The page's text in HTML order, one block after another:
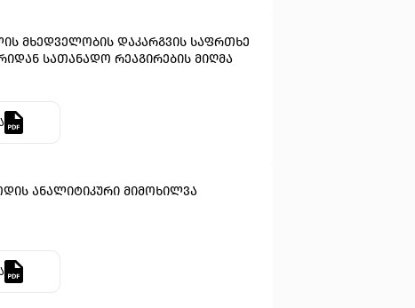
მხედველობის დაკარგვის საფრთხე
სათანადო რეაგირების მიღმა
ანალიტიკური მიმოხილვა